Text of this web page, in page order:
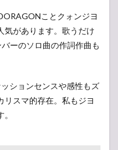
ことクォンジヨ
気があります。歌うだけ
ーのソロ曲の作詞作曲も
ションセンスや感性もズ
リスマ的存在。私もジヨ